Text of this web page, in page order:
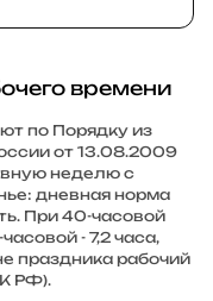
времени
по Порядку из
от 13.08.2009
неделю с
дневная норма
При 40-часовой
- 7,2 часа,
праздника рабочий
РФ).